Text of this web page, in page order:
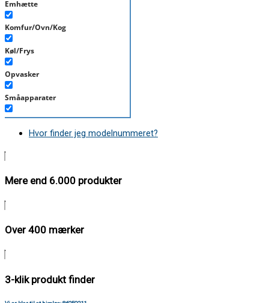
Emhætte
Komfur/Ovn/Kog
Køl/Frys
Opvasker
Småapparater
Støvsuger
Hvor finder jeg modelnummeret?
Mere end 6.000 produkter
Over 400 mærker
3-klik produkt finder